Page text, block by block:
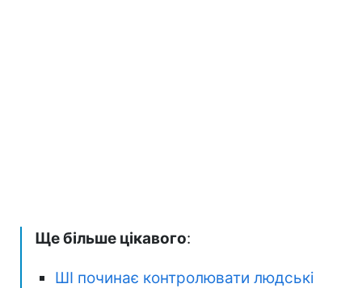
Ще більше цікавого:
ШІ починає контролювати людські